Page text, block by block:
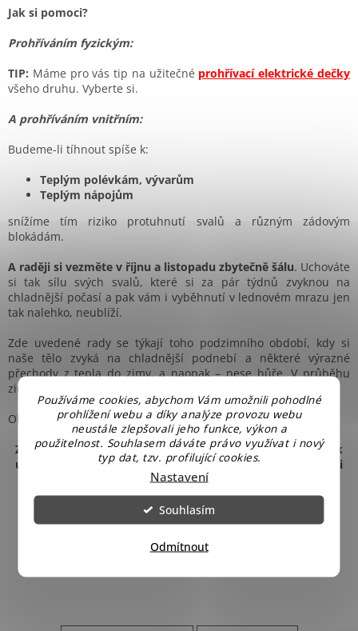
Používáme cookies, abychom Vám umožnili pohodlné
prohlížení webu a díky analýze provozu webu
neustále zlepšovali jeho funkce, výkon a
použitelnost. Souhlasem dáváte právo využívat i nový
typ dat, tzv. profilující cookies.
Nastavení
Odmítnout
Souhlasím
Jak si pomoci?
Prohříváním fyzickým:
TIP: Máme pro vás tip na užitečné prohřívací elektrické dečky
všeho druhu. Vyberte si.
A prohříváním vnitřním:
Budeme-li tíhnout spíše k:
Teplým polévkám, vývarům
Teplým nápojům
snížíme tím riziko protuhnutí svalů a různým zádovým
blokádám.
A raději si vezměte v říjnu a listopadu zbytečně šálu. Uchováte
si tak sílu svých svalů, které si za pár týdnů zvyknou na
chladnější počasí a pak vám i vyběhnutí v lednovém mrazu jen
tak nalehko, neublíží.
Zde uvedené rady se týkají toho podzimního období, kdy si
naše tělo zvyká na chladnější podnebí a některé výrazné
přechody z tepla do zimy, a naopak – nese hůře. V průběhu
zimy už máme tuto regulaci vyrovnanější.
Obrázek: Pixabay
Zajímají Vás informace ze zákulisí našeho obchodu, tipy jak
ušetřit na běžných výdajích a být tak bohatší, nebo jen rádi
soutěžíte? Sledujte náš